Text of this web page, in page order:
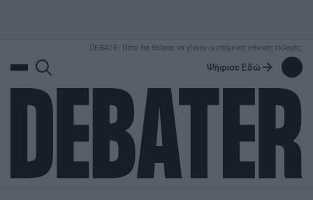
DEBATE: Πότε θα θέλατε να γίνουν οι επόμενες εθνικές εκλογές;
Ψήφισε Εδώ